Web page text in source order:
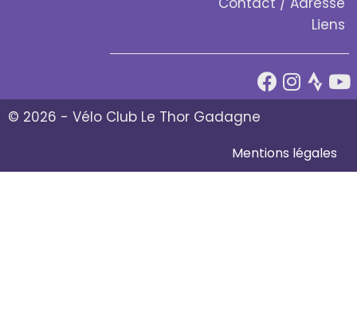
Liens
© 2026 - Vélo Club Le Thor Gadagne
Mentions légales